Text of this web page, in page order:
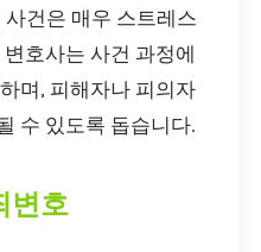
사건은 매우 스트레스
호사는 사건 과정에
며, 피해자나 피의자
수 있도록 돕습니다.
변호